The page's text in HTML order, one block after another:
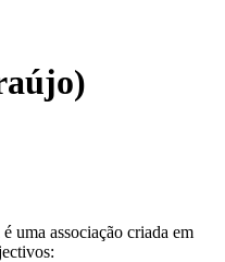
uma associação criada em